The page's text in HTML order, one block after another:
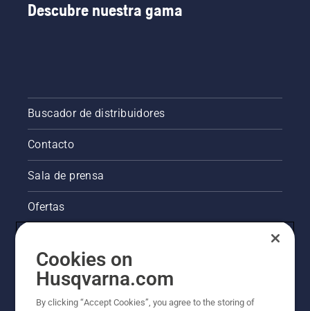
Descubre nuestra gama
Buscador de distribuidores
Contacto
Sala de prensa
Ofertas
Información legal de productos
Otros sitios de Husqvarna
Cookies on
Husqvarna.com
By clicking “Accept Cookies”, you agree to the storing of